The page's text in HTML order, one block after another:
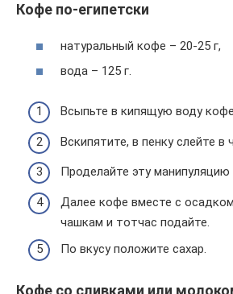
Кофе по-египетски
натуральный кофе – 20-25 г,
вода – 125 г.
Всыпьте в кипящую воду
Вскипятите, в пенку слейте в
Проделайте эту
Далее кофе вместе с
чашкам и тотчас подайте.
По вкусу положите сахар.
Кофе со сливками или